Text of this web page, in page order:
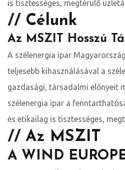
is tisztességes, megtérülő
// Célunk
Az MSZIT Hosszú
A szélenergia ipar
teljesebb kihasználásával a
gazdasági, társadalmi előnyeit
szélenergia ipar a
és etikailag is tisztességes,
// Az MSZIT
A WIND